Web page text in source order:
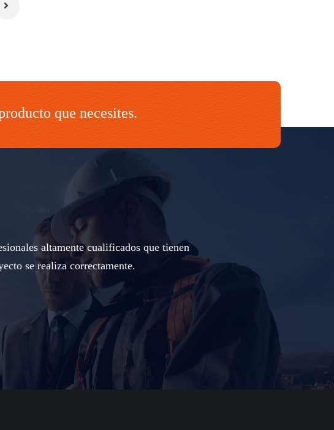
que necesites.
altamente cualificados que tienen
se realiza correctamente.